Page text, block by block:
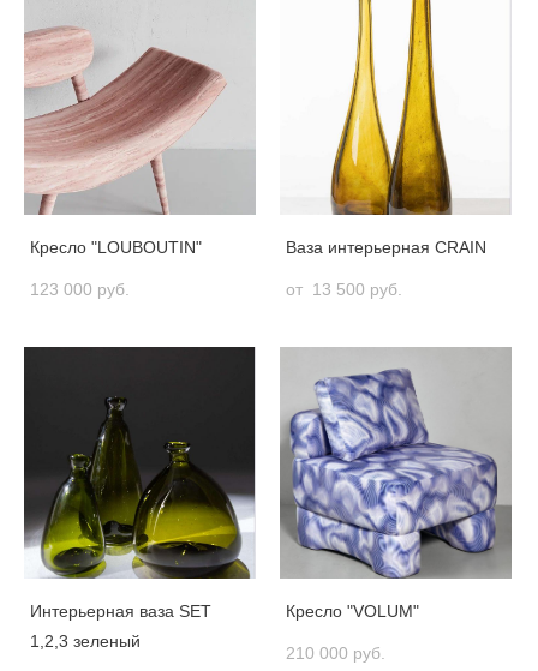
Кресло "LOUBOUTIN"
123 000 pуб.
Ваза интерьерная CRAIN
от 13 500 pуб.
Интерьерная ваза SET
1,2,3 зеленый
Кресло "VOLUM"
210 000 pуб.